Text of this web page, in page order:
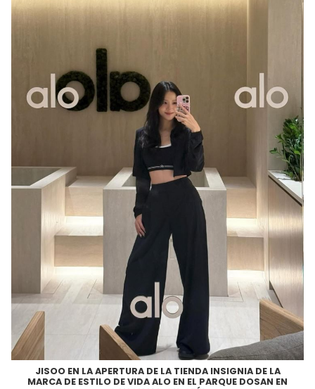
JISOO EN LA APERTURA DE LA TIENDA INSIGNIA DE LA
MARCA DE ESTILO DE VIDAALO EN EL PARQUE DOSAN EN